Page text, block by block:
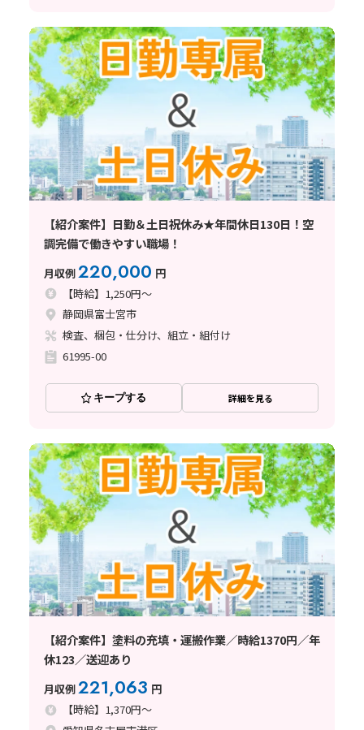
【紹介案件】日勤＆土日祝休み★年間休日130日！空
調完備で働きやすい職場！
月収例220,000 円
【時給】1,250円～
静岡県富士宮市
検査、梱包・仕分け、組立・組付け
61995-00
キープする 詳細を見る
【紹介案件】塗料の充填・運搬作業／時給1370円／年
休123／送迎あり
月収例221,063 円
【時給】1,370円～